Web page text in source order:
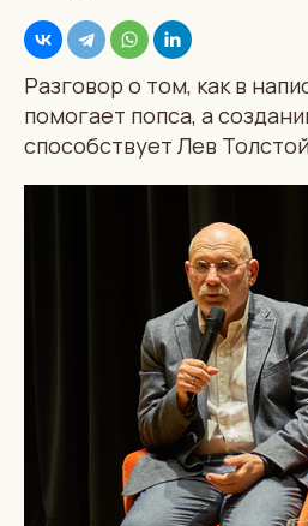
Разговор о том, как в
помогает попса, а
способствует Лев Толстой